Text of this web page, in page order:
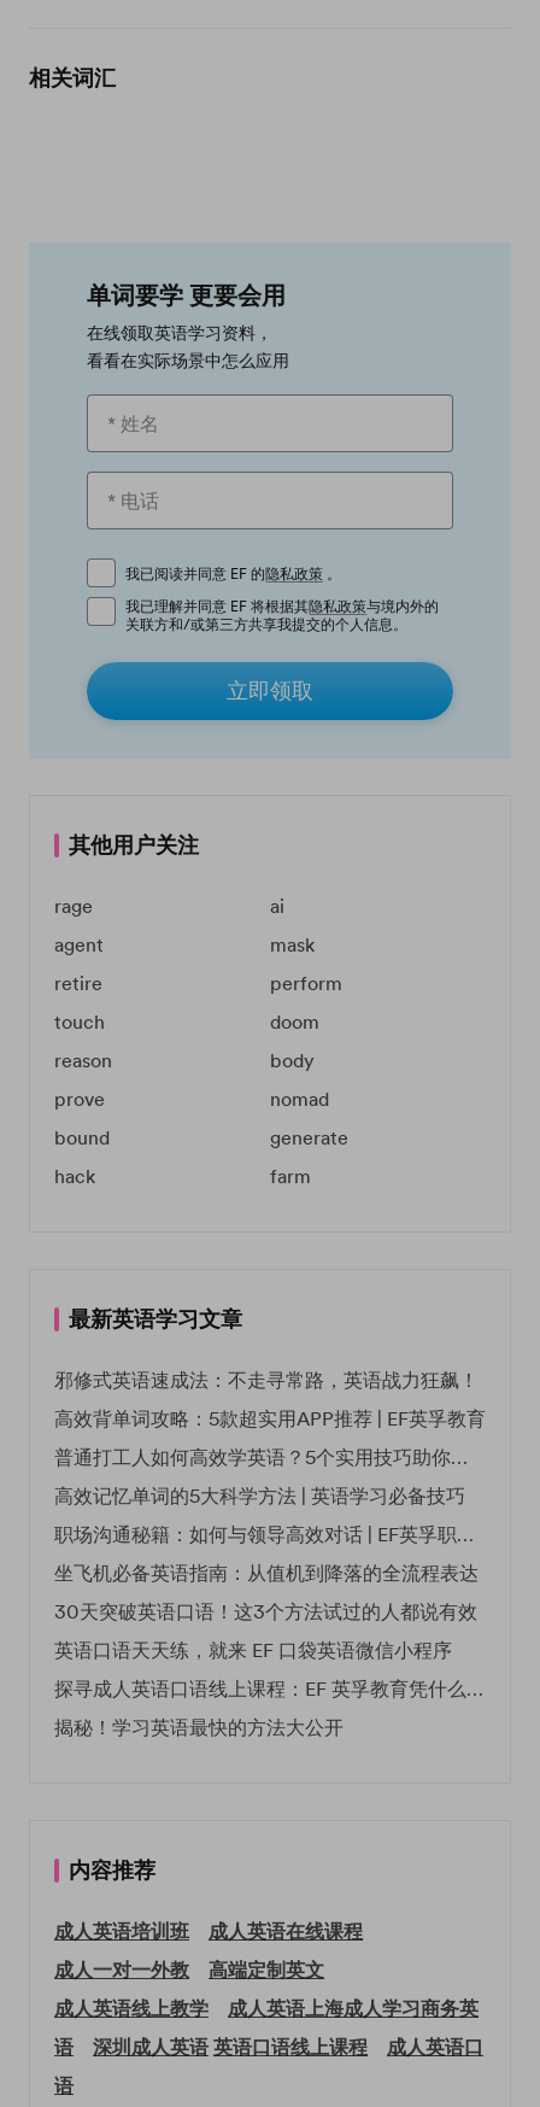
相关词汇
单词要学 更要会用
在线领取英语学习资料，
看看在实际场景中怎么应用
我已阅读并同意 EF 的隐私政策 。
我已理解并同意 EF 将根据其隐私政策与境内外的
关联方和/或第三方共享我提交的个人信息。
立即领取
其他用户关注
rage
ai
agent
mask
retire
perform
touch
doom
reason
body
prove
nomad
bound
generate
hack
farm
最新英语学习文章
邪修式英语速成法：不走寻常路，英语战力狂飙！
高效背单词攻略：5款超实用APP推荐 | EF英孚教育
普通打工人如何高效学英语？5个实用技巧助你突破职场瓶颈
高效记忆单词的5大科学方法 | 英语学习必备技巧
职场沟通秘籍：如何与领导高效对话 | EF英孚职场指南
坐飞机必备英语指南：从值机到降落的全流程表达
30天突破英语口语！这3个方法试过的人都说有效
英语口语天天练，就来 EF 口袋英语微信小程序
探寻成人英语口语线上课程：EF 英孚教育凭什么领航
揭秘！学习英语最快的方法大公开
内容推荐
成人英语培训班
成人英语在线课程
成人一对一外教
高端定制英文
成人英语线上教学
成人英语上海成人学习商务英
语
深圳成人英语英语口语线上课程
成人英语口
语